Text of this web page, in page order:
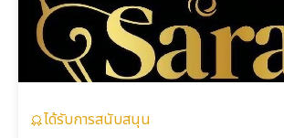
ได้รับการสนับสนุน